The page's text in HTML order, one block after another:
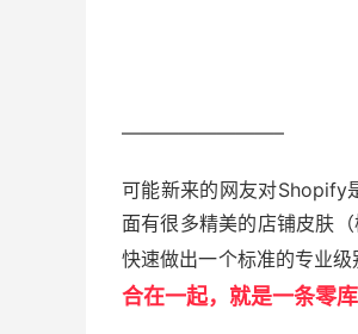
————————–
可能新来的网友对Shopify
面有很多精美的店铺皮肤
快速做出一个标准的专业
合在一起，就是一条零